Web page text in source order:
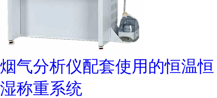
烟气分析仪配套使用的恒温恒
湿称重系统